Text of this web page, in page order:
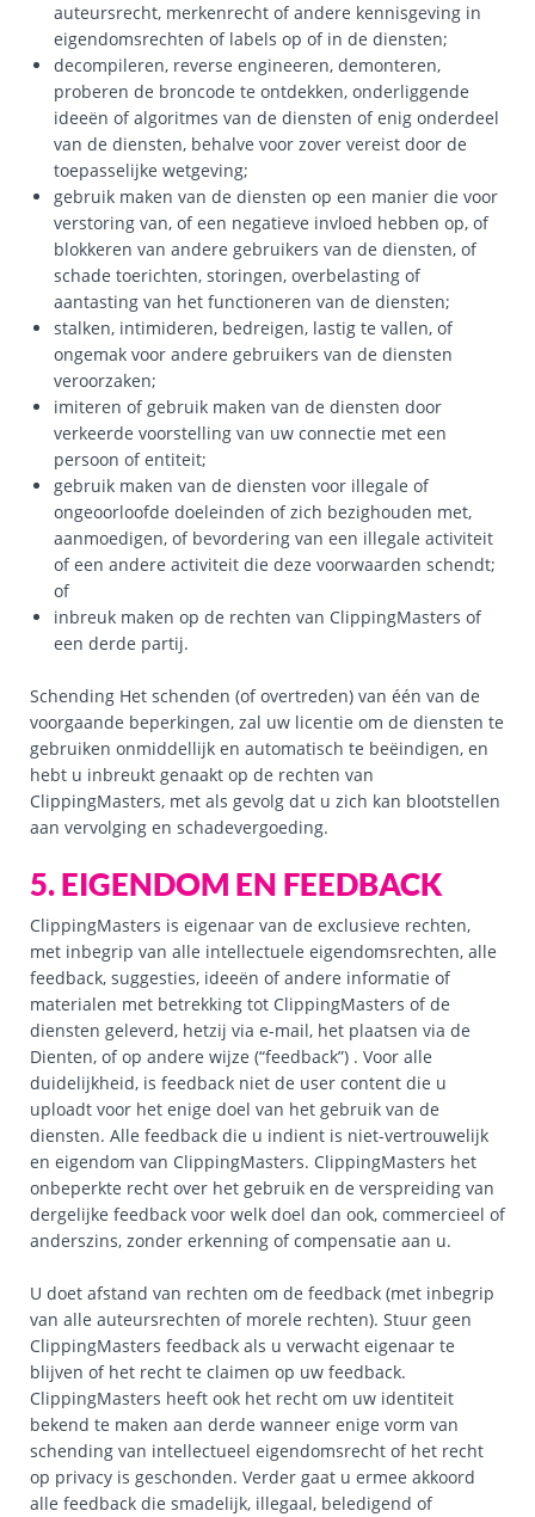
auteursrecht, merkenrecht of andere kennisgeving in
eigendomsrechten of labels op of in de diensten;
decompileren, reverse engineeren, demonteren,
proberen de broncode te ontdekken, onderliggende
ideeën of algoritmes van de diensten of enig onderdeel
van de diensten, behalve voor zover vereist door de
toepasselijke wetgeving;
gebruik maken van de diensten op een manier die voor
verstoring van, of een negatieve invloed hebben op, of
blokkeren van andere gebruikers van de diensten, of
schade toerichten, storingen, overbelasting of
aantasting van het functioneren van de diensten;
stalken, intimideren, bedreigen, lastig te vallen, of
ongemak voor andere gebruikers van de diensten
veroorzaken;
imiteren of gebruik maken van de diensten door
verkeerde voorstelling van uw connectie met een
persoon of entiteit;
gebruik maken van de diensten voor illegale of
ongeoorloofde doeleinden of zich bezighouden met,
aanmoedigen, of bevordering van een illegale activiteit
of een andere activiteit die deze voorwaarden schendt;
of
inbreuk maken op de rechten van ClippingMasters of
een derde partij.
Schending Het schenden (of overtreden) van één van de
voorgaande beperkingen, zal uw licentie om de diensten te
gebruiken onmiddellijk en automatisch te beëindigen, en
hebt u inbreukt genaakt op de rechten van
ClippingMasters, met als gevolg dat u zich kan blootstellen
aan vervolging en schadevergoeding.
5. EIGENDOM EN FEEDBACK
ClippingMasters is eigenaar van de exclusieve rechten,
met inbegrip van alle intellectuele eigendomsrechten, alle
feedback, suggesties, ideeën of andere informatie of
materialen met betrekking tot ClippingMasters of de
diensten geleverd, hetzij via e-mail, het plaatsen via de
Dienten, of op andere wijze (“feedback”) . Voor alle
duidelijkheid, is feedback niet de user content die u
uploadt voor het enige doel van het gebruik van de
diensten. Alle feedback die u indient is niet-vertrouwelijk
en eigendom van ClippingMasters. ClippingMasters het
onbeperkte recht over het gebruik en de verspreiding van
dergelijke feedback voor welk doel dan ook, commercieel of
anderszins, zonder erkenning of compensatie aan u.
U doet afstand van rechten om de feedback (met inbegrip
van alle auteursrechten of morele rechten). Stuur geen
ClippingMasters feedback als u verwacht eigenaar te
blijven of het recht te claimen op uw feedback.
ClippingMasters heeft ook het recht om uw identiteit
bekend te maken aan derde wanneer enige vorm van
schending van intellectueel eigendomsrecht of het recht
op privacy is geschonden. Verder gaat u ermee akkoord
alle feedback die smadelijk, illegaal, beledigend of